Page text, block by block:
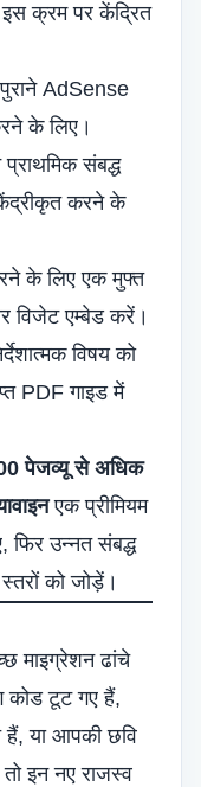
इस क्रम पर केंद्रित
AdSense
के लिए।
संबद्ध
करने के
के लिए एक मुफ्त
विजेट एम्बेड करें।
विषय को
PDF गाइड में
पेजव्यू से अधिक
एक प्रीमियम
फिर उन्नत संबद्ध
को जोड़ें।
माइग्रेशन ढांचे
कोड टूट गए हैं,
या आपकी छवि
तो इन नए राजस्व